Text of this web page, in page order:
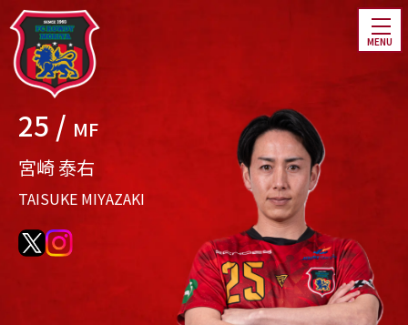
選手・スタッフ紹介
スケジュール
25 / MF
宮崎 泰右
TAISUKE MIYAZAKI